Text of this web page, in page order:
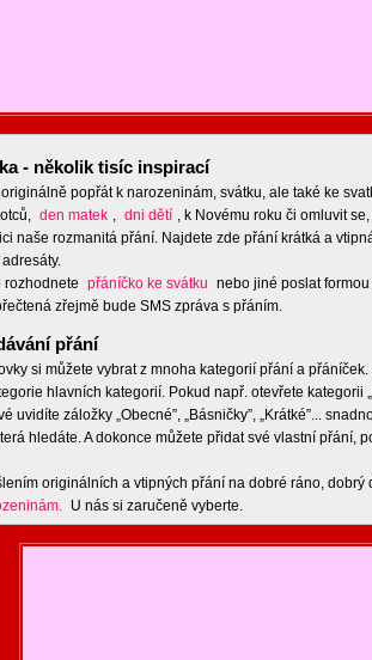
- několik tisíc inspirací
popřát k narozeninám, svátku, ale také ke
den matek , dni dětí , k Novému roku či omluvit
naše rozmanitá přání. Najdete zde přání krátká a
rozhodnete přáníčko ke svátku nebo jiné poslat
zřejmě bude SMS zpráva s přáním.
přání
si můžete vybrat z mnoha kategorií přání a
hlavních kategorií. Pokud např. otevřete kategorii
uvidíte záložky „Obecné”, „Básničky”, „Krátké”...
hledáte. A dokonce můžete přidat své vlastní přání,
originálních a vtipných přání na dobré ráno, dobrý
U nás si zaručeně vyberte.